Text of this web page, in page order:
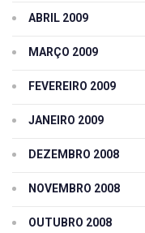
ABRIL 2009
MARÇO 2009
FEVEREIRO 2009
JANEIRO 2009
DEZEMBRO 2008
NOVEMBRO 2008
OUTUBRO 2008